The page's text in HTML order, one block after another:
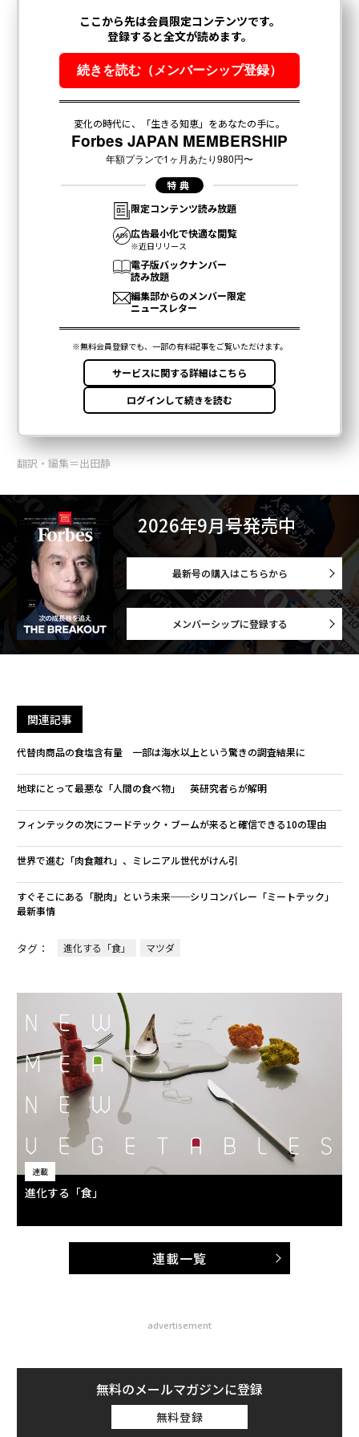
翻訳・編集＝出田静
2026年9月号発売中
最新号の購入はこちらから
メンバーシップに登録する
関連記事
代替肉商品の食塩含有量 一部は海水以上という驚きの調査結果に
地球にとって最悪な「人間の食べ物」 英研究者らが解明
フィンテックの次にフードテック・ブームが来ると確信できる10の理由
世界で進む「肉食離れ」、ミレニアル世代がけん引
すぐそこにある「脱肉」という未来──シリコンバレー「ミートテック」
最新事情
タグ： 進化する「食」 マツダ
連載
進化する「食」
連載一覧
advertisement
無料のメールマガジンに登録
無料登録